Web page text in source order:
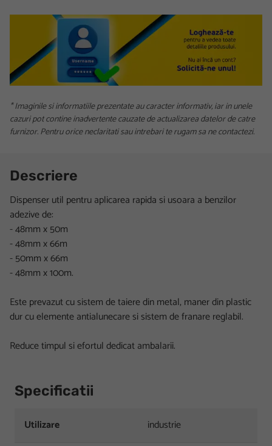
* Imaginile si informatiile prezentate au caracter informativ, iar in unele
cazuri pot contine inadvertente cauzate de actualizarea datelor de catre
furnizor. Pentru orice neclaritati sau intrebari te rugam sa ne contactezi.
Descriere
Dispenser util pentru aplicarea rapida si usoara a benzilor
adezive de:
- 48mm x 50m
- 48mm x 66m
- 50mm x 66m
- 48mm x 100m.
Este prevazut cu sistem de taiere din metal, maner din plastic
dur cu elemente antialunecare si sistem de franare reglabil.
Reduce timpul si efortul dedicat ambalarii.
Specificatii
Utilizare industrie